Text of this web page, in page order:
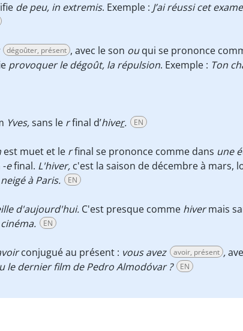
de peu, in extremis. Exemple : J’ai réussi cet
dégoûter, présent , avec le son ouqui se prononce
provoquer le dégoût, la répulsion. Exemple : Ton
Yves,sans le rfinal d’hiver. EN
est muet et le rfinal se prononce comme dans une
-efinal. L'hiver, c'est la saison de décembre à mars,
à Paris. EN
d'aujourd'hui. C'est presque comme hivermais
EN
conjugué au présent : vous avez avoir, présent ,
le dernier film de Pedro Almodóvar ? EN